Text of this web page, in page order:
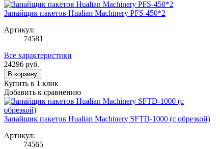
Запайщик пакетов Hualian Machinery PFS-450*2
Артикул:
74581
Все характеристики
24296 руб.
В корзину
Купить в 1 клик
Добавить к сравнению
Запайщик пакетов Hualian Machinery SFTD-1000 (с обрезкой)
Артикул:
74565